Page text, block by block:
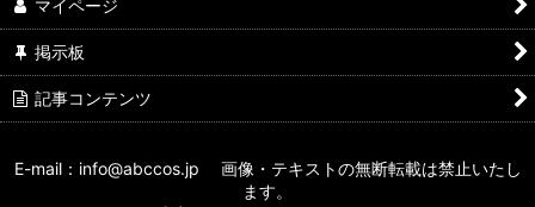
マイページ
掲示板
記事コンテンツ
E-mail：info@abccos.jp 画像・テキストの無断転載は禁止いたし
ます。